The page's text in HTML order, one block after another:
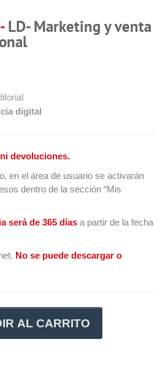
LD- Marketing y venta
digital
devoluciones.
en el área de usuario se activarán
dentro de la sección “Mis
será de 365 días a partir de la fecha
No se puede descargar o
AL CARRITO